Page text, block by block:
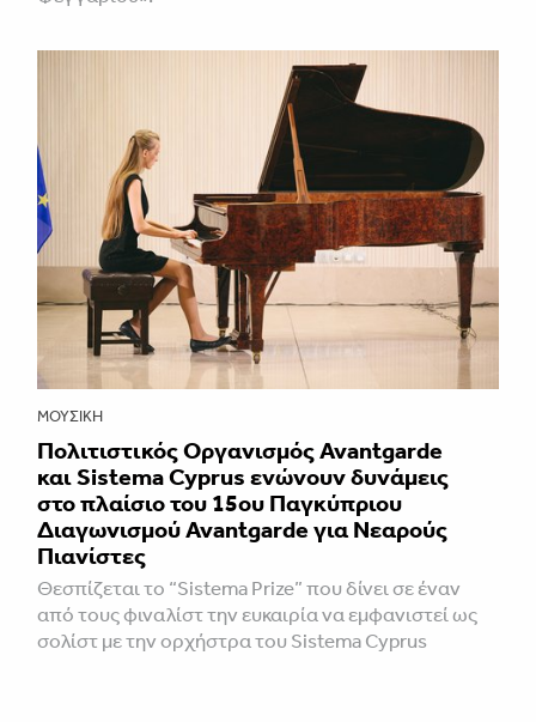
ΜΟΥΣΙΚΉ
Πολιτιστικός Οργανισμός Avantgarde
και Sistema Cyprus ενώνουν δυνάμεις
στο πλαίσιο του 15ου Παγκύπριου
Διαγωνισμού Avantgarde για Νεαρούς
Πιανίστες
Θεσπίζεται το “Sistema Prize” που δίνει σε έναν
από τους φιναλίστ την ευκαιρία να εμφανιστεί ως
σολίστ με την ορχήστρα του Sistema Cyprus